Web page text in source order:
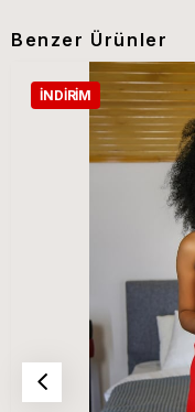
Benzer Ürünler
İNDIRIM